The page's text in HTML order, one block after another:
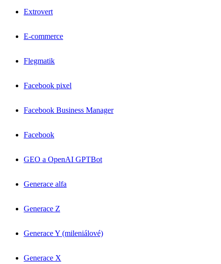
Extrovert
E-commerce
Flegmatik
Facebook pixel
Facebook Business Manager
Facebook
GEO a OpenAI GPTBot
Generace alfa
Generace Z
Generace Y (mileniálové)
Generace X